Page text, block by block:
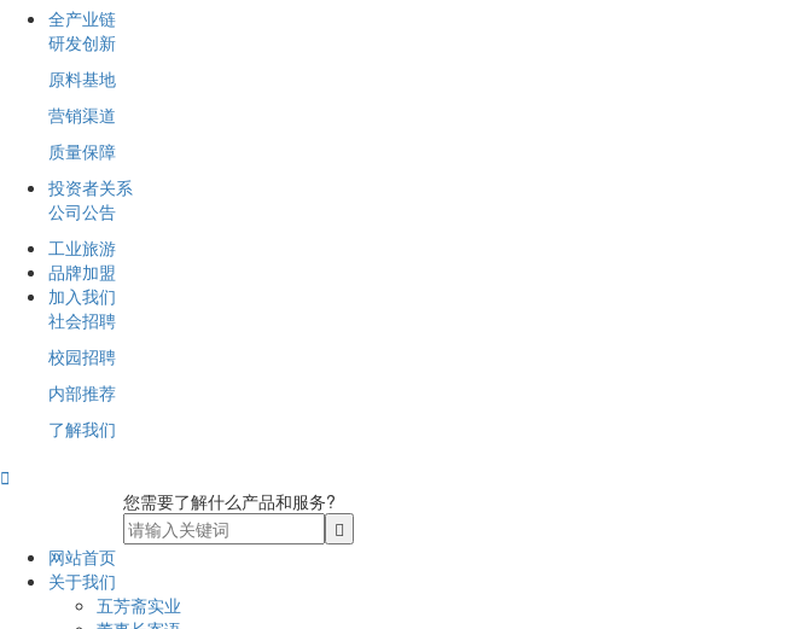
全产业链
研发创新
原料基地
营销渠道
质量保障
投资者关系
公司公告
工业旅游
品牌加盟
加入我们
社会招聘
校园招聘
内部推荐
了解我们

您需要了解什么产品和服务?
网站首页
关于我们
五芳斋实业